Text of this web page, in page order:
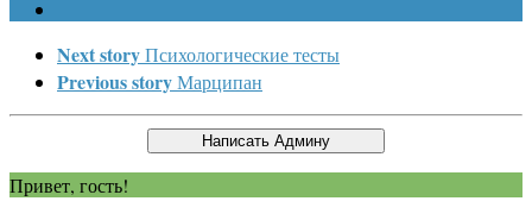
Next storyПсихологические тесты
Previous storyМарципан
Привет, гость!